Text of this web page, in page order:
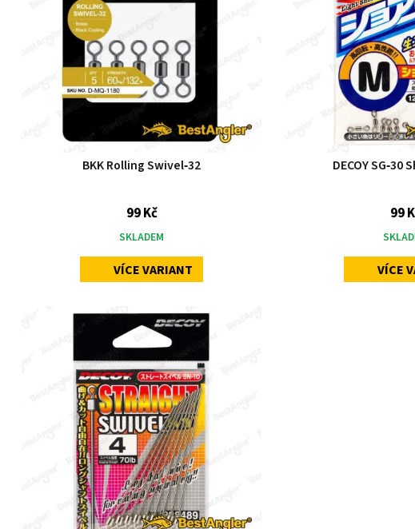
BKK Rolling Swivel‑32
99 Kč
SKLADEM
VÍCE VARIANT
DECOY SG‑30
99
VÍCE